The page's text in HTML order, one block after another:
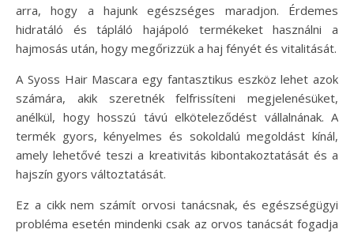
arra, hogy a hajunk egészséges maradjon. Érdemes
hidratáló és tápláló hajápoló termékeket használni a
hajmosás után, hogy megőrizzük a haj fényét és vitalitását.
A Syoss Hair Mascara egy fantasztikus eszköz lehet azok
számára, akik szeretnék felfrissíteni megjelenésüket,
anélkül, hogy hosszú távú elköteleződést vállalnának. A
termék gyors, kényelmes és sokoldalú megoldást kínál,
amely lehetővé teszi a kreativitás kibontakoztatását és a
hajszín gyors változtatását.
Ez a cikk nem számít orvosi tanácsnak, és egészségügyi
probléma esetén mindenki csak az orvos tanácsát fogadja